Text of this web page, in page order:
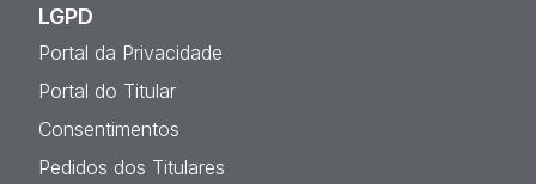
LGPD
Portal da Privacidade
Portal do Titular
Consentimentos
Pedidos dos Titulares